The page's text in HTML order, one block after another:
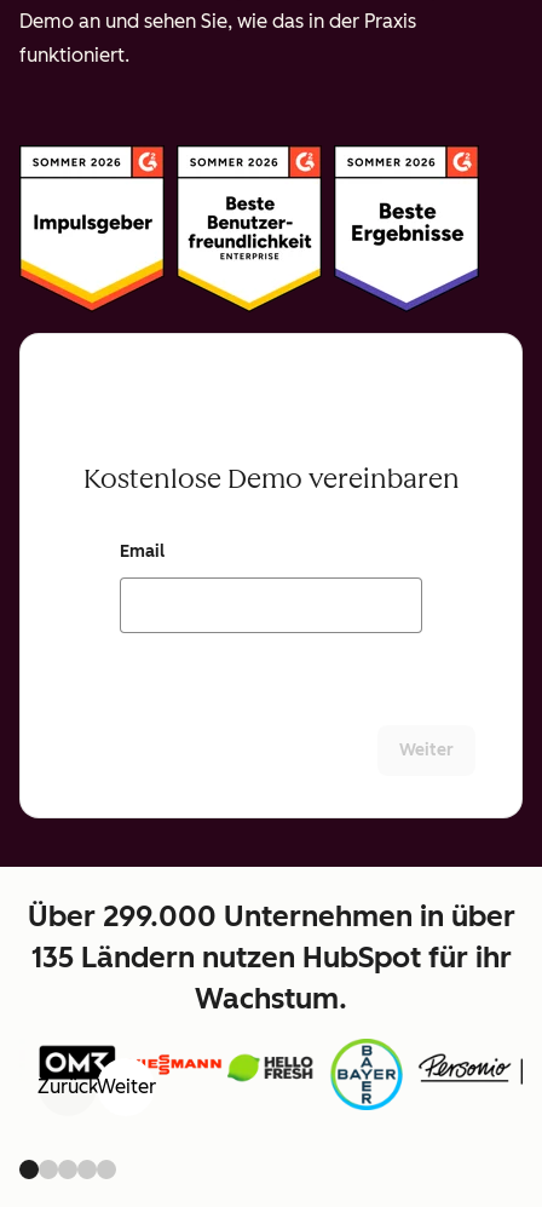
Demo an und sehen Sie, wie das in der Praxis
funktioniert.
Kostenlose Demo vereinbaren
Email
Weiter
Über 299.000 Unternehmen in über
135 Ländern nutzen HubSpot für ihr
Wachstum.
ZurückWeiter